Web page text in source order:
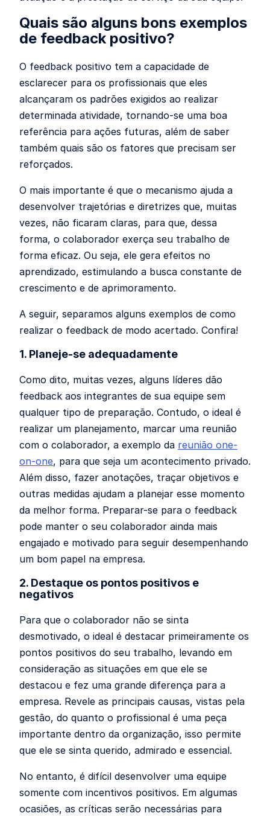
Quais são alguns bons exemplos
de feedback positivo?
O feedback positivo tem a capacidade de
esclarecer para os profissionais que eles
alcançaram os padrões exigidos ao realizar
determinada atividade, tornando-se uma boa
referência para ações futuras, além de saber
também quais são os fatores que precisam ser
reforçados.
O mais importante é que o mecanismo ajuda a
desenvolver trajetórias e diretrizes que, muitas
vezes, não ficaram claras, para que, dessa
forma, o colaborador exerça seu trabalho de
forma eficaz. Ou seja, ele gera efeitos no
aprendizado, estimulando a busca constante de
crescimento e de aprimoramento.
A seguir, separamos alguns exemplos de como
realizar o feedback de modo acertado. Confira!
1. Planeje-se adequadamente
Como dito, muitas vezes, alguns líderes dão
feedback aos integrantes de sua equipe sem
qualquer tipo de preparação. Contudo, o ideal é
realizar um planejamento, marcar uma reunião
com o colaborador, a exemplo da reunião one-
on-one, para que seja um acontecimento privado.
Além disso, fazer anotações, traçar objetivos e
outras medidas ajudam a planejar esse momento
da melhor forma. Preparar-se para o feedback
pode manter o seu colaborador ainda mais
engajado e motivado para seguir desempenhando
um bom papel na empresa.
2. Destaque os pontos positivos e
negativos
Para que o colaborador não se sinta
desmotivado, o ideal é destacar primeiramente os
pontos positivos do seu trabalho, levando em
consideração as situações em que ele se
destacou e fez uma grande diferença para a
empresa. Revele as principais causas, vistas pela
gestão, do quanto o profissional é uma peça
importante dentro da organização, isso permite
que ele se sinta querido, admirado e essencial.
No entanto, é difícil desenvolver uma equipe
somente com incentivos positivos. Em algumas
ocasiões, as críticas serão necessárias para